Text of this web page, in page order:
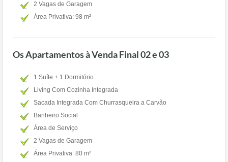
2 Vagas de Garagem
Área Privativa: 98 m²
Os Apartamentos à Venda Final 02 e 03
1 Suíte + 1 Dormitório
Living Com Cozinha Integrada
Sacada Integrada Com Churrasqueira a Carvão
Banheiro Social
Área de Serviço
2 Vagas de Garagem
Área Privativa: 80 m²